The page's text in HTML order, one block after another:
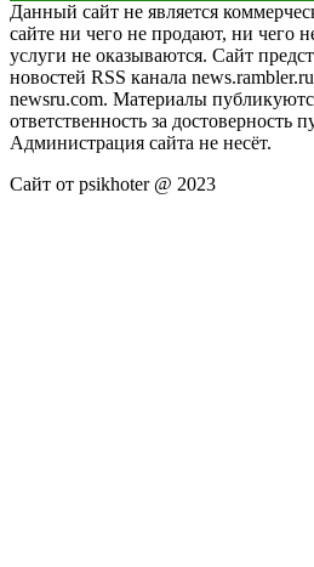
Данный сайт не является
сайте ни чего не продают, ни чего
услуги не оказываются. Сайт
новостей RSS канала
newsru.com. Материалы
ответственность за достоверность
Администрация сайта не несёт.
Сайт от psikhoter @ 2023